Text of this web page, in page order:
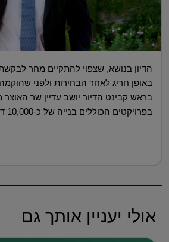
הדיון בנושא, שצפוי להתקיים מחר
באופן חריג לאחר הבחירות ולפני
בראש קבינט הדיור יושב עדיין שר
בפרויקטים הכוללים בנייה של כ-10,000 דירות
אולי יעניין אותך גם